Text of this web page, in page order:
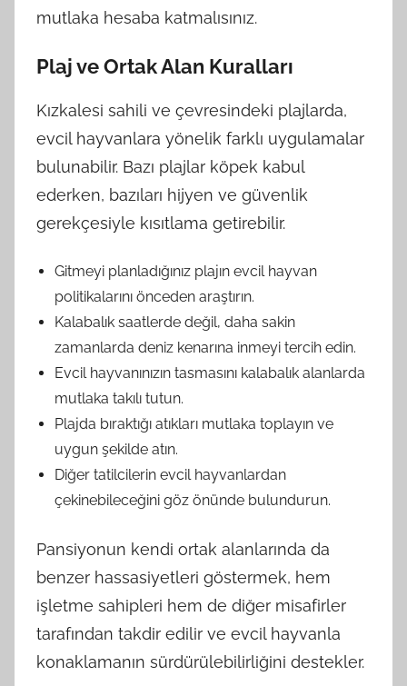
mutlaka hesaba katmalısınız.
Plaj ve Ortak Alan Kuralları
Kızkalesi sahili ve çevresindeki plajlarda,
evcil hayvanlara yönelik farklı uygulamalar
bulunabilir. Bazı plajlar köpek kabul
ederken, bazıları hijyen ve güvenlik
gerekçesiyle kısıtlama getirebilir.
Gitmeyi planladığınız plajın evcil hayvan
politikalarını önceden araştırın.
Kalabalık saatlerde değil, daha sakin
zamanlarda deniz kenarına inmeyi tercih edin.
Evcil hayvanınızın tasmasını kalabalık alanlarda
mutlaka takılı tutun.
Plajda bıraktığı atıkları mutlaka toplayın ve
uygun şekilde atın.
Diğer tatilcilerin evcil hayvanlardan
çekinebileceğini göz önünde bulundurun.
Pansiyonun kendi ortak alanlarında da
benzer hassasiyetleri göstermek, hem
işletme sahipleri hem de diğer misafirler
tarafından takdir edilir ve evcil hayvanla
konaklamanın sürdürülebilirliğini destekler.